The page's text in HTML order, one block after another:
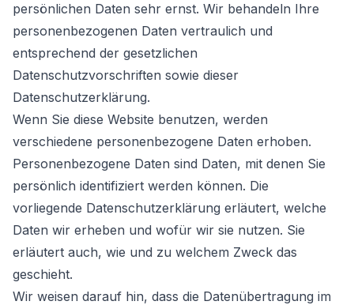
persönlichen Daten sehr ernst. Wir behandeln Ihre
personenbezogenen Daten vertraulich und
entsprechend der gesetzlichen
Datenschutzvorschriften sowie dieser
Datenschutzerklärung.
Wenn Sie diese Website benutzen, werden
verschiedene personenbezogene Daten erhoben.
Personenbezogene Daten sind Daten, mit denen Sie
persönlich identifiziert werden können. Die
vorliegende Datenschutzerklärung erläutert, welche
Daten wir erheben und wofür wir sie nutzen. Sie
erläutert auch, wie und zu welchem Zweck das
geschieht.
Wir weisen darauf hin, dass die Datenübertragung im